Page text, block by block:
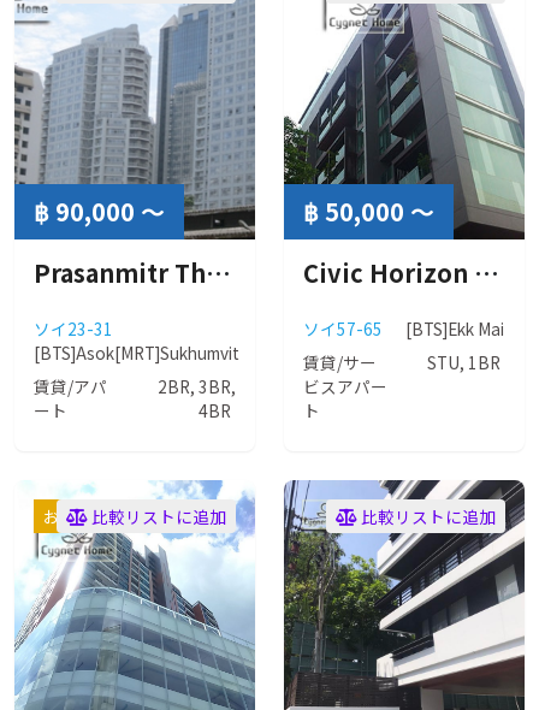
฿ 90,000 ～
Prasanmitr Thani Tower ( プラサミットタニ タワー ）
ソイ23-31
[BTS]Asok[MRT]Sukhumvit
賃貸/アパ
ート
2BR, 3BR,
4BR
฿ 50,000 ～
Civic Horizon (シビック ホライゾン)
ソイ57-65
[BTS]Ekk Mai
賃貸/サー
ビスアパー
ト
STU, 1BR
おすすめ比較リストに追加 比較リストに追加